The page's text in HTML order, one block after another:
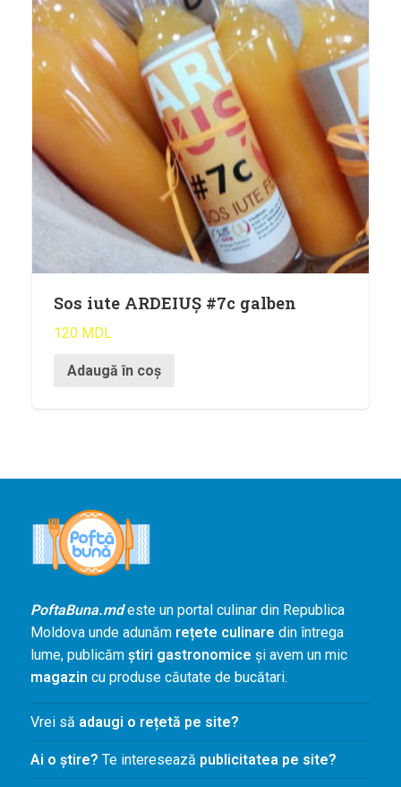
Sos iute ARDEIUȘ #7c galben
120 MDL
Adaugă în coș
PoftaBuna.mdeste un portal culinar din Republica
Moldova unde adunăm rețete culinare din întrega
lume, publicăm știri gastronomice și avem un mic
magazin cu produse căutate de bucătari.
Vrei să adaugi o rețetă pe site?
Ai o știre? Te interesează publicitatea pe site?